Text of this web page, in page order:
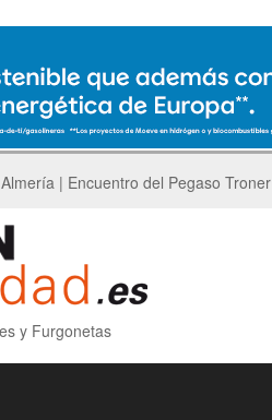
| Encuentro del Pegaso Troner
y Furgonetas